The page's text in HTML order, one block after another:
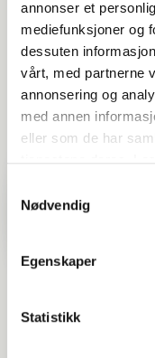
annonser et
mediefunksjoner og
dessuten
vårt, med partnerne
annonsering og
med annen
eller som de har
Nødvendig
Egenskaper
Statistikk